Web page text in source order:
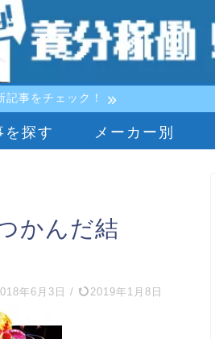
記事をチェック！
を探す メーカー別
かんだ結
年6月3日 / 2019年1月8日